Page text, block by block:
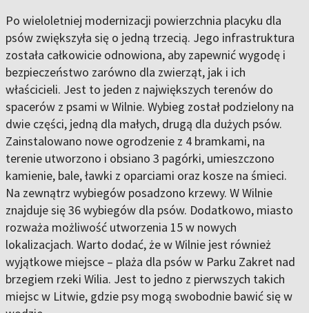
Po wieloletniej modernizacji powierzchnia placyku dla
psów zwiększyła się o jedną trzecią. Jego infrastruktura
została całkowicie odnowiona, aby zapewnić wygodę i
bezpieczeństwo zarówno dla zwierząt, jak i ich
właścicieli. Jest to jeden z największych terenów do
spacerów z psami w Wilnie. Wybieg został podzielony na
dwie części, jedną dla małych, drugą dla dużych psów.
Zainstalowano nowe ogrodzenie z 4 bramkami, na
terenie utworzono i obsiano 3 pagórki, umieszczono
kamienie, bale, ławki z oparciami oraz kosze na śmieci.
Na zewnątrz wybiegów posadzono krzewy. W Wilnie
znajduje się 36 wybiegów dla psów. Dodatkowo, miasto
rozważa możliwość utworzenia 15 w nowych
lokalizacjach. Warto dodać, że w Wilnie jest również
wyjątkowe miejsce – plaża dla psów w Parku Zakret nad
brzegiem rzeki Wilia. Jest to jedno z pierwszych takich
miejsc w Litwie, gdzie psy mogą swobodnie bawić się w